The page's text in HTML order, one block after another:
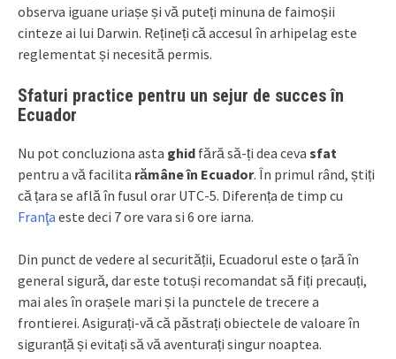
observa iguane uriașe și vă puteți minuna de faimoșii
cinteze ai lui Darwin. Rețineți că accesul în arhipelag este
reglementat și necesită permis.
Sfaturi practice pentru un sejur de succes în
Ecuador
Nu pot concluziona asta ghid fără să-ți dea ceva sfat
pentru a vă facilita rămâne în Ecuador. În primul rând, știți
că țara se află în fusul orar UTC-5. Diferența de timp cu
Franţa este deci 7 ore vara si 6 ore iarna.
Din punct de vedere al securității, Ecuadorul este o țară în
general sigură, dar este totuși recomandat să fiți precauți,
mai ales în orașele mari și la punctele de trecere a
frontierei. Asigurați-vă că păstrați obiectele de valoare în
siguranță și evitați să vă aventurați singur noaptea.